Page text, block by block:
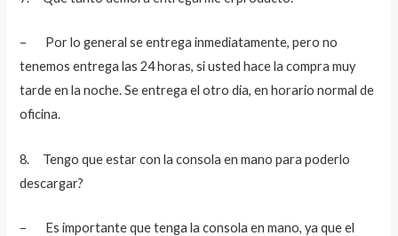
– Por lo general se entrega inmediatamente, pero no
tenemos entrega las 24 horas, si usted hace la compra muy
tarde en la noche. Se entrega el otro dia, en horario normal de
oficina.
8. Tengo que estar con la consola en mano para poderlo
descargar?
– Es importante que tenga la consola en mano, ya que el